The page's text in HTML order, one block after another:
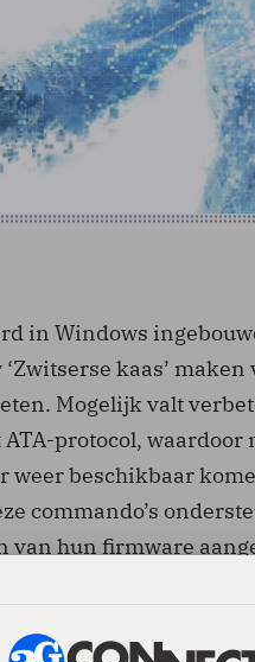
in Windows
kaas’ maken
Mogelijk valt
protocol,
weer beschikbaar
commando’s
van hun firmware
om een SSD nooit
gebruiker applicaties